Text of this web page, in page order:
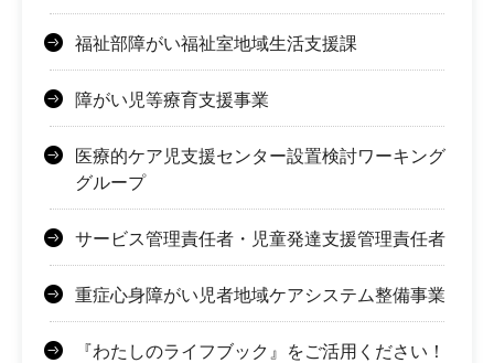
福祉部障がい福祉室地域生活支援課
障がい児等療育支援事業
医療的ケア児支援センター設置検討ワーキング
グループ
サービス管理責任者・児童発達支援管理責任者
重症心身障がい児者地域ケアシステム整備事業
『わたしのライフブック』をご活用ください！